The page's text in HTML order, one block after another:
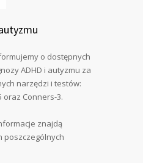
o dostępnych
ADHD i autyzmu za
narzędzi i testów:
oraz Conners-3.
znajdą
poszczególnych